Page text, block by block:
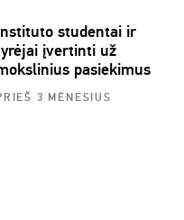
studentai ir
įvertinti už
pasiekimus
3 MĖNESIUS